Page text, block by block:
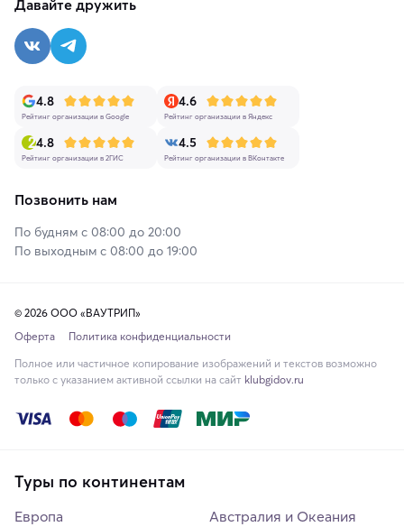
Давайте дружить
4.8
Рейтинг организации в Google
4.6
Рейтинг организации в Яндекс
4.8
Рейтинг организации в 2ГИС
4.5
Рейтинг организации в ВКонтакте
Позвонить нам
По будням с 08:00 до 20:00
По выходным с 08:00 до 19:00
© 2026 ООО «ВАУТРИП»
Оферта
Политика конфиденциальности
Полное или частичное копирование изображений и текстов возможно
только с указанием активной ссылки на сайт klubgidov.ru
Туры по континентам
Европа
Австралия и Океания